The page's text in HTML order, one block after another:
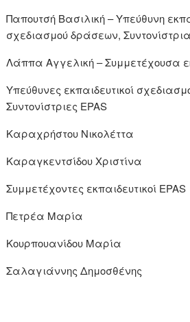
Παπουτσή Βασιλική – Υπεύθυνη
σχεδιασμού δράσεων,
Λάππα Αγγελική – Συμμετέχουσα
Υπεύθυνες εκπαιδευτικοί
Συντονίστριες EPAS
Καραχρήστου Νικολέττα
Καραγκεντσίδου Χριστίνα
Συμμετέχοντες εκπαιδευτικοί EPAS
Πετρέα Μαρία
Κουρπουανίδου Μαρία
Σαλαγιάννης Δημοσθένης